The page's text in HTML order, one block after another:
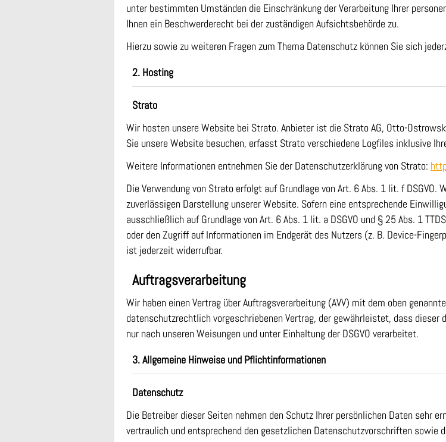
unter bestimmten Umständen die Einschränkung der Verarbeitung Ihrer
Ihnen ein Beschwerderecht bei der zuständigen Aufsichtsbehörde zu.
Hierzu sowie zu weiteren Fragen zum Thema Datenschutz können Sie sich
2. Hosting
Strato
Wir hosten unsere Website bei Strato. Anbieter ist die Strato AG, Otto-
Sie unsere Website besuchen, erfasst Strato verschiedene Logfiles inklusive
Weitere Informationen entnehmen Sie der Datenschutzerklärung von Strato:
Die Verwendung von Strato erfolgt auf Grundlage von Art. 6 Abs. 1 lit. f
zuverlässigen Darstellung unserer Website. Sofern eine entsprechende
ausschließlich auf Grundlage von Art. 6 Abs. 1 lit. a DSGVO und § 25 Abs. 1
oder den Zugriff auf Informationen im Endgerät des Nutzers (z. B. Device-
ist jederzeit widerrufbar.
Auftragsverarbeitung
Wir haben einen Vertrag über Auftragsverarbeitung (AVV) mit dem oben
datenschutzrechtlich vorgeschriebenen Vertrag, der gewährleistet, dass dieser
nur nach unseren Weisungen und unter Einhaltung der DSGVO verarbeitet.
3. Allgemeine Hinweise und Pflicht­informationen
Datenschutz
Die Betreiber dieser Seiten nehmen den Schutz Ihrer persönlichen Daten sehr
vertraulich und entsprechend den gesetzlichen Datenschutzvorschriften sowie